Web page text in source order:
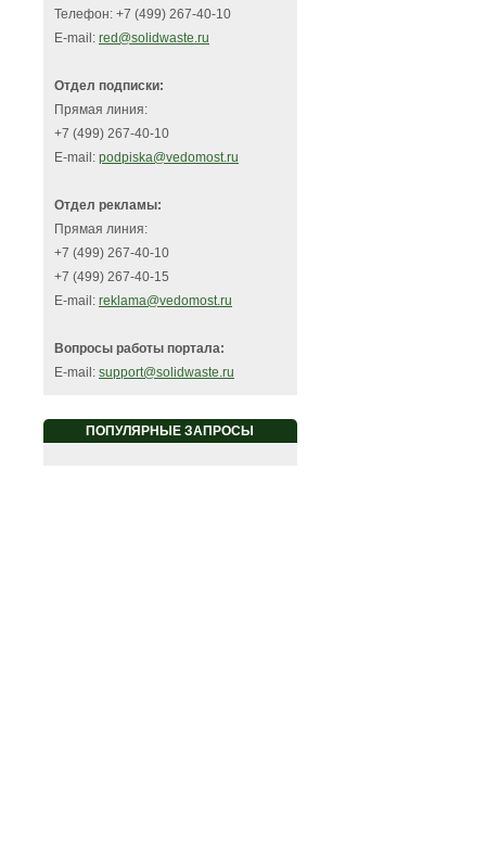
Телефон: +7 (499) 267-40-10
E-mail: red@solidwaste.ru
Отдел подписки:
Прямая линия:
+7 (499) 267-40-10
E-mail: podpiska@vedomost.ru
Отдел рекламы:
Прямая линия:
+7 (499) 267-40-10
+7 (499) 267-40-15
E-mail: reklama@vedomost.ru
Вопросы работы портала:
E-mail: support@solidwaste.ru
ПОПУЛЯРНЫЕ ЗАПРОСЫ